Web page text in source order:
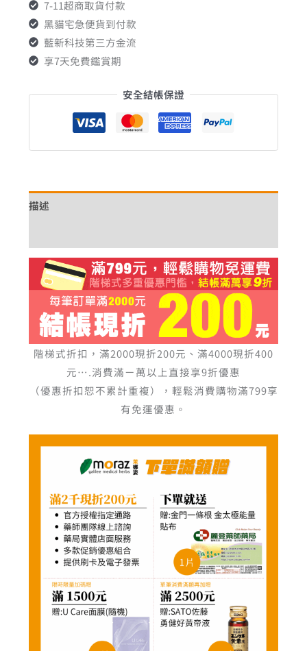
7-11超商取貨付款
黑貓宅急便貨到付款
藍新科技第三方金流
享7天免費鑑賞期
安全結帳保證
描述
階梯式折扣，滿2000現折200元、滿4000現折400
元….消費滿ㄧ萬以上直接享9折優惠
（優惠折扣恕不累計重複），輕鬆消費購物滿799享
有免運優惠。